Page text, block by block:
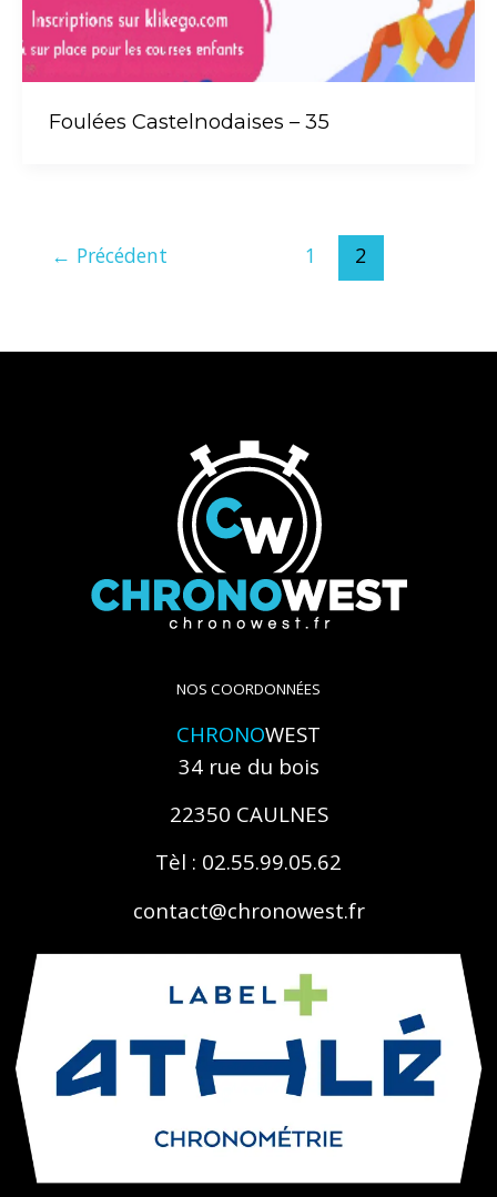
Foulées Castelnodaises – 35
← Précédent 1 2
NOS COORDONNÉES
CHRONOWEST
34 rue du bois
22350 CAULNES
Tèl : 02.55.99.05.62
contact@chronowest.fr